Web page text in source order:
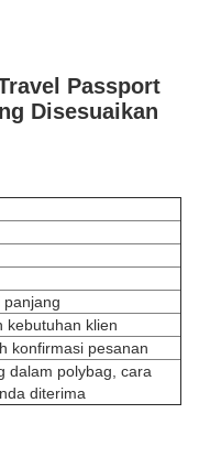
Passport
Disesuaikan
panjang
kebutuhan klien
konfirmasi pesanan
dalam polybag, cara
diterima